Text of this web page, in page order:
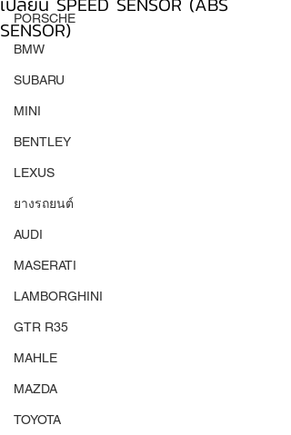
PORSCHE
BMW
SUBARU
MINI
BENTLEY
LEXUS
ยางรถยนต์
AUDI
MASERATI
LAMBORGHINI
GTR R35
MAHLE
MAZDA
TOYOTA
SENSOR)